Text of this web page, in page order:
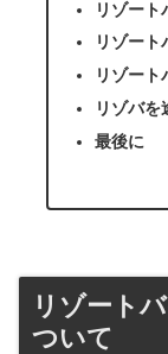
リゾート
リゾート
リゾート
リゾバ
最後に
リゾート
ついて